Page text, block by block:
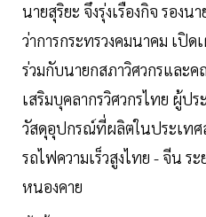
นายสุริยะ จึงรุ่งเรืองกิจ รอง
ว่าการกระทรวงคมนาคม เปิด
ร่วมกับนายกสภาวิศวกรและ
เสริมบุคลากรวิศวกรไทย ผู้ป
วัสดุอุปกรณ์ที่ผลิตในประเทศ
รถไฟความเร็วสูงไทย - จีน ร
หนองคาย